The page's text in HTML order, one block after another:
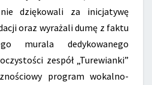
dziękowali za inicjatywę
oraz wyrażali dumę z faktu
murala dedykowanego
zespół „Turewianki”
program wokalno-